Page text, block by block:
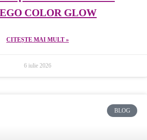
COLOR GLOW
CITEȘTE MAI MULT »
6 iulie 2026
BLOG